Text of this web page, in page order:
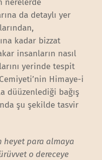
da detaylı yer
kadar bizzat
insanların nasıl
yerinde tespit
Himaye-i
düüzenlediği bağış
şu şekilde tasvir
heyet para almaya
o dereceye